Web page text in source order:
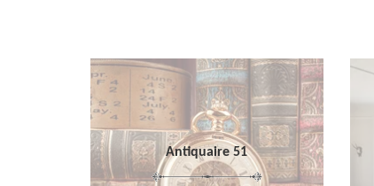
Antiquaire 51